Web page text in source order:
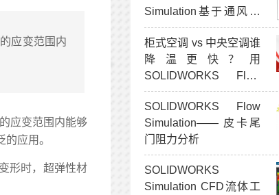
应变范围内
应变范围内能够
应用。
形时，超弹性材
Simulation基于通风效
率验证
柜式空调 vs 中央空调谁
降温更快？用
SOLIDWORKS Flow
Simulation直观对比室
内温度变化
SOLIDWORKS Flow
Simulation—— 皮卡尾
门阻力分析
SOLIDWORKS
Simulation CFD流体工